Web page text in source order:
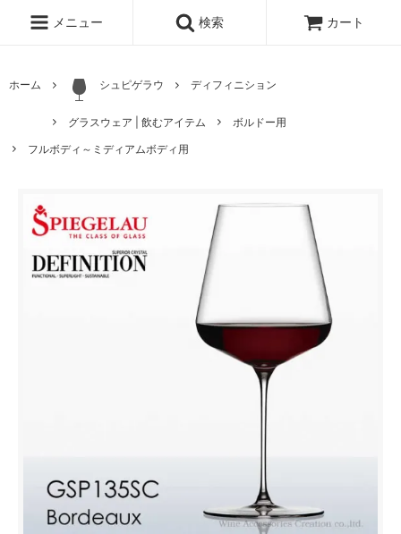
メニュー 検索 カート
ホーム シュピゲラウ ディフィニション
グラスウェア | 飲むアイテム
ボルドー用
フルボディ～ミディアムボディ用